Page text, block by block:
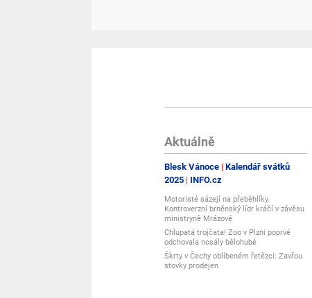
Aktuálně
Blesk Vánoce Kalendář svátků
2025
INFO.cz
Motoristé sázejí na přeběhlíky.
Kontroverzní brněnský lídr kráčí v závěsu
ministryně Mrázové
Chlupatá trojčata! Zoo v Plzni poprvé
odchovala nosály bělohubé
Škrty v Čechy oblíbeném řetězci: Zavřou
stovky prodejen